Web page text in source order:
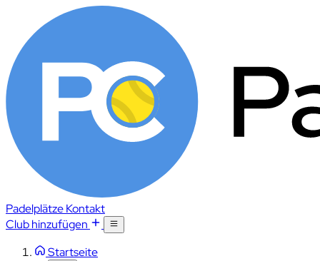
PadelplätzeKontakt
Club hinzufügen
Startseite